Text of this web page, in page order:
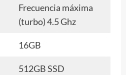
Frecuencia máxima
(turbo) 4.5 Ghz
16GB
512GB SSD